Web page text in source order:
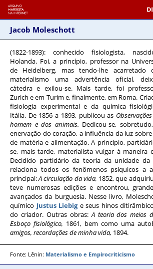
Jacob Moleschott
(1822-1893): conhecido fisiologista,
Holanda. Foi, a princípio, professor na
de Heidelberg, mas tendo-lhe acarretado
materialismo uma advertência oficial,
cátedra e exilou-se. Mais tarde, foi
Zurich e em Turim e, finalmente, em Roma.
fisiologia experimental e da química
Itália. De 1856 a 1893, publicou as
homem e dos animais. Dedicou-se,
enervação do coração, a influência da luz
de matéria e alimentação. A princípio,
se, mais tarde, materialista vulgar à maneira
Decidido partidário da teoria da unidade
relaciona todos os fenômenos psíquicos a
principal:A circulação da vida, 1852, que
teve numerosas edições e encontrou,
avançados da burguesia. Nesse livro,
químico Justus Liebige seus hinos
do criador. Outras obras:A teoria dos meios
Esboço fisiológico, 1861, bem como uma
amigos, recordações de minha vida, 1894.
Fonte: Lênin: Materialismo e Empirocriticismo